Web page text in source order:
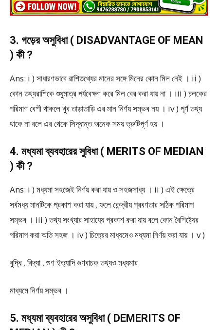
3. গড়ের অসুবিধা ( DISADVANTAGE OF MEAN
) কী ?
Ans: i ) সাধারণভাবে রাশিতথ্যের মানের সঙ্গে মিনের কোন মিল নেই । ii )
কোন তথ্যরাশিকে শুধুমাত্র পর্যবেক্ষণ করে মিল বের করা যায় না । iii ) চলকের
পরিমাণ বেশী থাকলে খুব তাড়াতাড়ি এর মান নির্ণয় সম্ভব নয় । iv ) পূর্ণ তথ্য
থাকে না বলে এর থেকে সিদ্ধান্ত অনেক সময় ত্রুটিপূর্ণ হয় ।
4. মধ্যমা ব্যবহারের সুবিধা ( MERITS OF MEDIAN
) কী ?
Ans: i ) মধ্যমা সহজেই নির্ণয় করা যায় ও সহজসাধ্য । ii ) এই ক্ষেত্রে
সর্বমধ্য মানটিকে প্রকাশ করা যায় , ফলে কেন্দ্রীয় প্রবণতার সঠিক পরিমাপ
সম্ভব । iii ) তথ্য সংখ্যার সাহায্যে প্রকাশ করা যায় বলে কোন বৈশিষ্ট্যের
পরিমাপ করা অতি সহজ । iv ) চিত্রের মাধ্যমেও মধ্যমা নির্ণয় করা যায় । v )
বুদ্ধি , বিদ্যা , গুণ ইত্যাদি গুণবাচক তথ্যও মধ্যমার
মাধ্যমে নির্ণয় সম্ভব ।
5. মধ্যমা ব্যবহারের অসুবিধা ( DEMERITS OF